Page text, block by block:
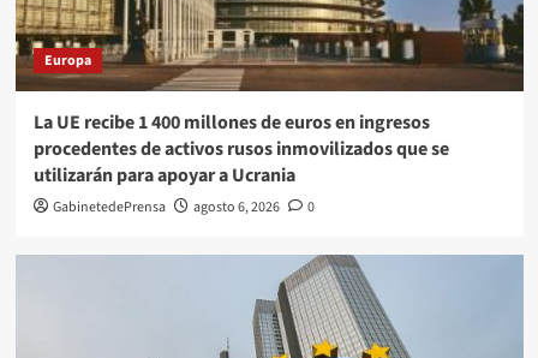
Europa
La UE recibe 1 400 millones de euros en ingresos
procedentes de activos rusos inmovilizados que se
utilizarán para apoyar a Ucrania
GabinetedePrensa agosto 6, 2026 0